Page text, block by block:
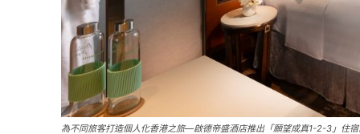
為不同旅客打造個人化香港之旅—啟德帝盛酒店推出「願望成真1-2-3」住宿